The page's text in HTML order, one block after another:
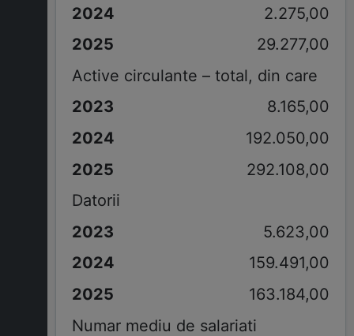
2.275,00
29.277,00
Active circulante – total, din care
8.165,00
192.050,00
292.108,00
Datorii
5.623,00
159.491,00
163.184,00
Numar mediu de salariati